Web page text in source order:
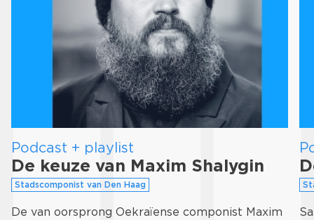
Podcast + playlist
De keuze van Maxim Shalygin
Stadscomponist van Den Haag
De van oorsprong Oekraïense componist Maxim